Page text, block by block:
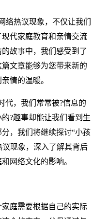
络热议现象，不仅让我们
代家庭教育和亲情交流
故事中，我们感受到了
文章能够为您带来新的
情的温暖。
代，我们常常被?信息的
?趣事却能让我们看到生
，我们将继续探讨“小孩
议现象，深入了解其背后
网络文化的影响。
庭需要根据自己的实际